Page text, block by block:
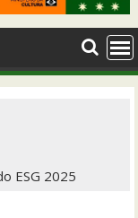
ESG 2025